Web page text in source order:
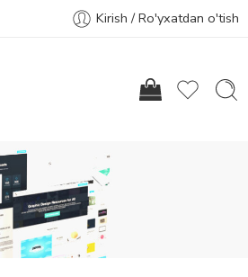
Kirish / Ro'yxatdan o'tish